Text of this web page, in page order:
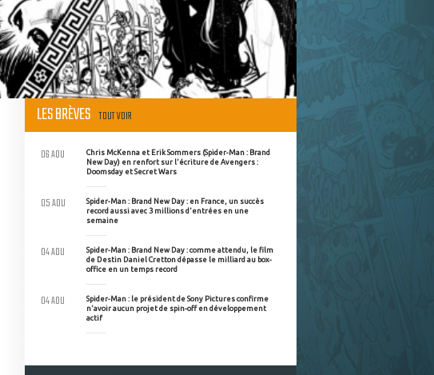
LES BRÈVES TOUT VOIR
Chris McKenna et Erik Sommers (Spider-Man : Brand
New Day) en renfort sur l'écriture de Avengers :
Doomsday et Secret Wars
06 AOU
Spider-Man : Brand New Day : en France, un succès
record aussi avec 3 millions d'entrées en une
semaine
05 AOU
Spider-Man : Brand New Day : comme attendu, le film
de Destin Daniel Cretton dépasse le milliard au box-
office en un temps record
04 AOU
Spider-Man : le président de Sony Pictures confirme
n'avoir aucun projet de spin-off en développement
actif
04 AOU